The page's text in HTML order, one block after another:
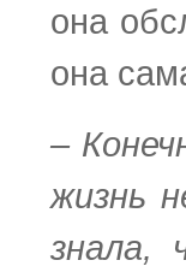
она
она
–
жизнь
знала,